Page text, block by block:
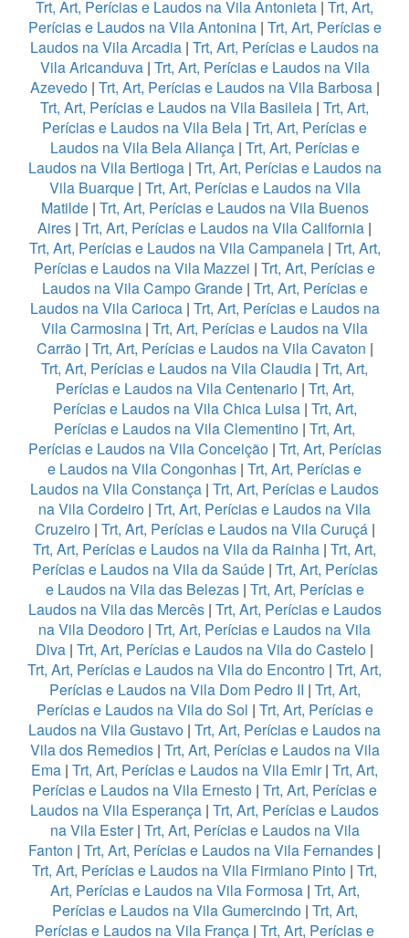
Trt, Art, Perícias e Laudos na Vila Antonieta | Trt, Art,
Perícias e Laudos na Vila Antonina| Trt, Art, Perícias e
Laudos na Vila Arcadia | Trt, Art, Perícias e Laudos na
Vila Aricanduva| Trt, Art, Perícias e Laudos na Vila
Azevedo| Trt, Art, Perícias e Laudos na Vila Barbosa|
Trt, Art, Perícias e Laudos na Vila Basileia | Trt, Art,
Perícias e Laudos na Vila Bela | Trt, Art, Perícias e
Laudos na Vila Bela Aliança| Trt, Art, Perícias e
Laudos na Vila Bertioga| Trt, Art, Perícias e Laudos na
Vila Buarque| Trt, Art, Perícias e Laudos na Vila
Matilde| Trt, Art, Perícias e Laudos na Vila Buenos
Aires | Trt, Art, Perícias e Laudos na Vila California |
Trt, Art, Perícias e Laudos na Vila Campanela| Trt, Art,
Perícias e Laudos na Vila Mazzei | Trt, Art, Perícias e
Laudos na Vila Campo Grande| Trt, Art, Perícias e
Laudos na Vila Carioca| Trt, Art, Perícias e Laudos na
Vila Carmosina | Trt, Art, Perícias e Laudos na Vila
Carrão| Trt, Art, Perícias e Laudos na Vila Cavaton |
Trt, Art, Perícias e Laudos na Vila Claudia | Trt, Art,
Perícias e Laudos na Vila Centenario| Trt, Art,
Perícias e Laudos na Vila Chica Luisa | Trt, Art,
Perícias e Laudos na Vila Clementino | Trt, Art,
Perícias e Laudos na Vila Conceição| Trt, Art, Perícias
e Laudos na Vila Congonhas | Trt, Art, Perícias e
Laudos na Vila Constança | Trt, Art, Perícias e Laudos
na Vila Cordeiro | Trt, Art, Perícias e Laudos na Vila
Cruzeiro | Trt, Art, Perícias e Laudos na Vila Curuçá |
Trt, Art, Perícias e Laudos na Vila da Rainha | Trt, Art,
Perícias e Laudos na Vila da Saúde| Trt, Art, Perícias
e Laudos na Vila das Belezas| Trt, Art, Perícias e
Laudos na Vila das Mercês| Trt, Art, Perícias e Laudos
na Vila Deodoro | Trt, Art, Perícias e Laudos na Vila
Diva | Trt, Art, Perícias e Laudos na Vila do Castelo |
Trt, Art, Perícias e Laudos na Vila do Encontro | Trt, Art,
Perícias e Laudos na Vila Dom Pedro II | Trt, Art,
Perícias e Laudos na Vila do Sol | Trt, Art, Perícias e
Laudos na Vila Gustavo | Trt, Art, Perícias e Laudos na
Vila dos Remedios| Trt, Art, Perícias e Laudos na Vila
Ema | Trt, Art, Perícias e Laudos na Vila Emir| Trt, Art,
Perícias e Laudos na Vila Ernesto | Trt, Art, Perícias e
Laudos na Vila Esperança | Trt, Art, Perícias e Laudos
na Vila Ester| Trt, Art, Perícias e Laudos na Vila
Fanton | Trt, Art, Perícias e Laudos na Vila Fernandes |
Trt, Art, Perícias e Laudos na Vila Firmiano Pinto | Trt,
Art, Perícias e Laudos na Vila Formosa| Trt, Art,
Perícias e Laudos na Vila Gumercindo| Trt, Art,
Perícias e Laudos na Vila França | Trt, Art, Perícias e